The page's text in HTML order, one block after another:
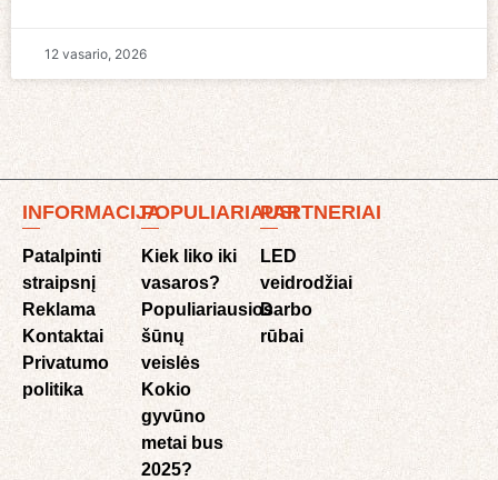
12 vasario, 2026
INFORMACIJA
Patalpinti
straipsnį
Reklama
Kontaktai
Privatumo
politika
POPULIARIAUSI
Kiek liko iki
vasaros?
Populiariausios
šūnų
veislės
Kokio
gyvūno
metai bus
2025?
PARTNERIAI
LED
veidrodžiai
Darbo
rūbai